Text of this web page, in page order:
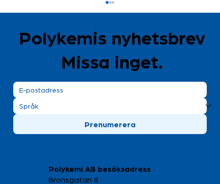
plastindustrin!
Polykemis nyhetsbrev
Missa inget.
Prenumerera
Polykemi AB besöksadress
Bronsgatan 8